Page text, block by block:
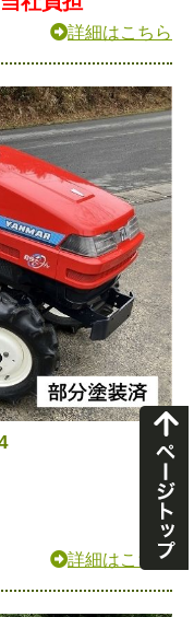
詳細はこちら
詳細はこちら